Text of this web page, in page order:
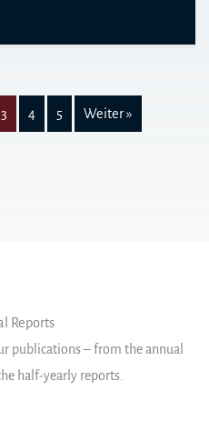
3 4 5 Weiter »
Reports
publications – from the annual
half-yearly reports.